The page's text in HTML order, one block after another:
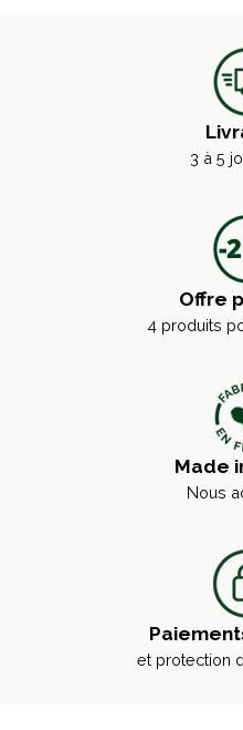
3 à 5
Offre
4 produits
Made
Nous
et protection